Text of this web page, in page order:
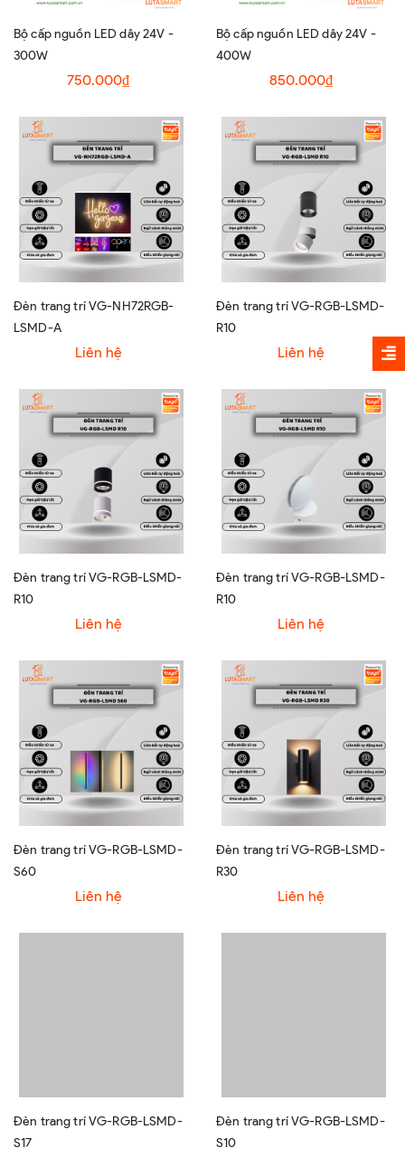
Bộ cấp nguồn LED dây 24V -
300W
750.000₫
Bộ cấp nguồn LED dây 24V -
400W
850.000₫
Đèn trang trí VG-NH72RGB-
LSMD-A
Liên hệ
Đèn trang trí VG-RGB-LSMD-
R10
Liên hệ
Đèn trang trí VG-RGB-LSMD-
R10
Liên hệ
Đèn trang trí VG-RGB-LSMD-
R10
Liên hệ
Đèn trang trí VG-RGB-LSMD-
S60
Liên hệ
Đèn trang trí VG-RGB-LSMD-
R30
Liên hệ
Đèn trang trí VG-RGB-LSMD-
S17
Đèn trang trí VG-RGB-LSMD-
S10